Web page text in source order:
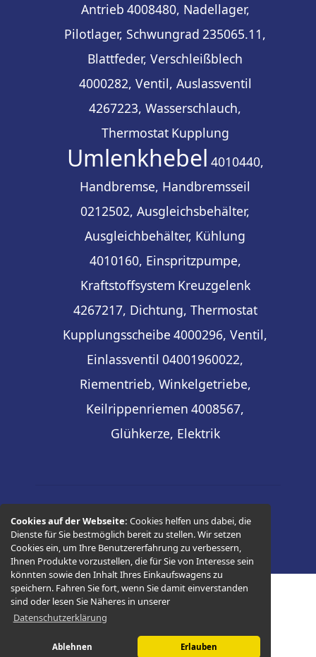
Cookies auf der Webseite:Cookies helfen uns dabei, die
Dienste für Sie bestmöglich bereit zu stellen. Wir setzen
Cookies ein, um Ihre Benutzererfahrung zu verbessern,
Ihnen Produkte vorzustellen, die für Sie von Interesse sein
könnten sowie den Inhalt Ihres Einkaufswagens zu
speichern. Fahren Sie fort, wenn Sie damit einverstanden
sind oder lesen Sie Näheres in unserer
Datenschutzerklärung
Ablehnen Erlauben
Antrieb 4008480, Nadellager,
Pilotlager, Schwungrad 235065.11,
Blattfeder, Verschleißblech
4000282, Ventil, Auslassventil
4267223, Wasserschlauch,
Thermostat Kupplung
Umlenkhebel 4010440,
Handbremse, Handbremsseil
0212502, Ausgleichsbehälter,
Ausgleichbehälter, Kühlung
4010160, Einspritzpumpe,
Kraftstoffsystem Kreuzgelenk
4267217, Dichtung, Thermostat
Kupplungsscheibe 4000296, Ventil,
Einlassventil 04001960022,
Riementrieb, Winkelgetriebe,
Keilrippenriemen 4008567,
Glühkerze, Elektrik
© 2026 -Thüringer Ersatzteilhandel